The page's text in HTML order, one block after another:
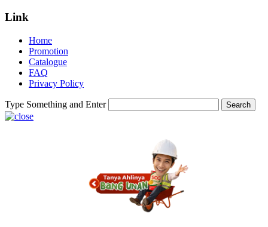
Link
Home
Promotion
Catalogue
FAQ
Privacy Policy
Type Something and Enter Search